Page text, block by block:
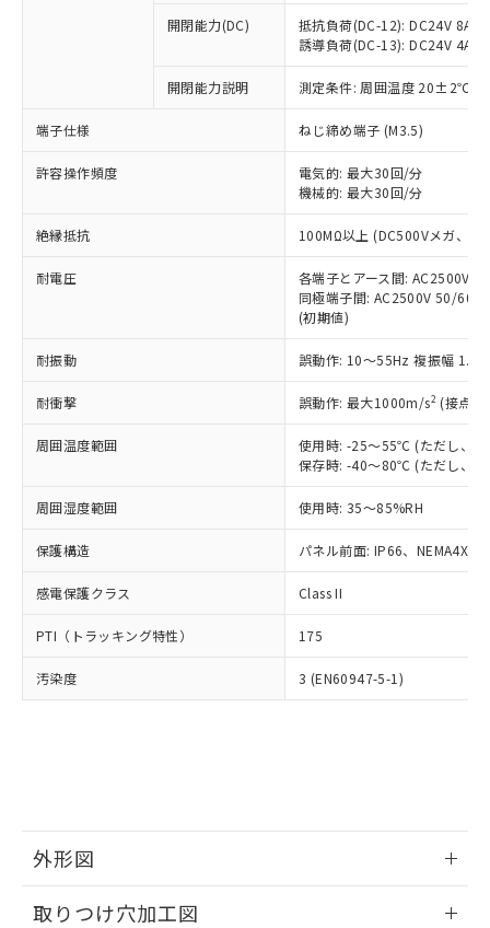
開閉能力(DC)
抵抗負荷(DC-12): DC24V 8A/
誘導負荷(DC-13): DC24V 4A/
開閉能力説明 測定条件: 周囲温度 20±2℃、
端子仕様 ねじ締め端子 (M3.5)
許容操作頻度
電気的: 最大30回/分
機械的: 最大30回/分
絶縁抵抗 100MΩ以上 (DC500Vメガ、点
耐電圧
各端子とアース間: AC2500V
同極端子間: AC2500V 50/
(初期値)
耐振動 誤動作: 10～55Hz 複振幅
耐衝撃 誤動作: 最大1000m/s2 (接点
周囲温度範囲
使用時: -25～55℃ (ただし、氷
保存時: -40～80℃ (ただし、氷
周囲湿度範囲 使用時: 35～85%RH
保護構造 パネル前面: IP66、NEMA4X,
感電保護クラス Class II
PTI（トラッキング特性） 175
汚染度 3 (EN60947-5-1)
外形図
取りつけ穴加工図
ことをご了承ください。
在庫状況および標準価格照会結果は、
記載している更新日時点での社内デー
タに基づき作成されるものであり、閲
覧された時点での実際の在庫および標
準価格とは異なる場合があることをご
正式な納期状況および標準価格はお客
様のお取引先、またはお客様担当のオ
ムロン制御機器販売店・当社販売員に
オムロン制御機器販売店や当社販売拠
販売ネットワーク
」をご確認
在庫状況および標準価格結果を当社の
事前の承諾なく第三者に漏洩または開
示しないようお願いします。
マイパーツ機能（部品リスト作成サー
ビス）をご利用いただくには、I-Web
メンバーズにご登録されている必要が
お客様が当ウェブサイト上で当社にご
登録された部品リストについて、当社
および当社の共同利用者が、当社の製
品・サービスに関するお客様との取
引・商談に必要な範囲で利用すること
※当社の共同利用者とは、"個人情報
の「1.共同利
用者の範囲」に記載されている法人を
いたものが、含有品と判明した場合などや
むを得ず変更することがあります。
*EU RoHS指令（10物質）：
鉛(Pb) 1000ppm以下、 水銀(Hg) 1000ppm以下、 カド
六価クロム(Cr(Ⅵ)) 1000ppm以下、ポリ臭化ビフェニル
類(PBB) 1000ppm以下、ポリ臭化ジフェニルエーテル類
(PBDE) 1000ppm以下、フタル酸ビス(2-エチルヘキシ
ル) (DEHP)(別名：DOP) 1000ppm以下、フタル酸ブチ
ルベンジル（BBP） 1000ppm以下、フタル酸ジブチル
（DBP） 1000ppm以下、フタル酸ジイソブチル
(DIBP) 1000ppm以下
但し、RoHS指令で産業用監視および制御機器に対する
フタル酸エステル類の４物質については閾値を超える意
図的な使用がないことを確認しています。
部品在庫の切り替え状況などにより、予定
月が前後することがあります。
※3 非含有証明書ダウンロード
下記の非含有証明書をダウンロードするこ
とができます。
EU RoHS指令（10物質）の非含有証明書
51物質の非含有証明書（当社基準）
※本証明書は発行日時点で非含有を証明す
るもので、過去に遡って非含有を証明する
していることから、特段のことがない限
り、2022年1月12日より割愛しておりま
す。
基準値を超えていることを示します。
「－」：未確認です。当社販売部門へお問
ム) : 100ppm、
Cr(Ⅵ)(六価クロム) : 1000ppm、 PBBs(ポリ臭化ビフェ
ニル類) : 1000ppm、 PBDEs(ポリ臭化ジフェニルエーテ
ル類) : 1000ppm、
DBP(フタル酸ジブチル) : 1000ppm、 DIBP(フタル酸ジ
イソブチル) : 1000ppm、 BBP(フタル酸ブチルベンジ
ル) : 1000ppm、
DEHP(フタル酸ビス(2-エチルヘキシル)) : 1000ppm
「ｅ」：有害物質（10物質）のすべてが基
準値以下であることを示します。
「10」：通常の使用状況下において有害物
質が外部に漏えいし、環境に深刻な影響を
及ぼさない年数を意味します。
「－」：未確認です。当社販売部門へお問
い合わせください。
当社は、これら貴社製品のうち、外国
為替および外国貿易法に定める商品
（以下｢規制貨物等」という）を輸出
または国外への提供する場合は、日本
国政府の輸出許可(または役務取引許
可)を取得するなどの必要な手続きを
当社は規制貨物を破棄する場合は、完
全に破砕するなど、違法に輸出されな
いよう必要な手段を講じます。
当社は貴社製品を、核兵器、ミサイ
ル、化学兵器、生物兵器またはその他
武器並びにこれらの製造装置等に一切
当社は、貴社製品を第三者に販売する
場合は、上記1、2および3の内容を当
該第三者に通知します。また当社は、
販売先および販売に係わる関係者が違
法に輸出するおそれがある場合は、取
り引きをいたしません。
キャンセル
説明
○ 一定数以上の在庫あり
一定数には満たないが在庫あり
在庫なし(最新の在庫状況につ
いては、お客様のお取引先、ま
たはお客様担当のオムロン制御
機器販売店・当社販売員にご確
白
受注生産機種、また在庫状況の
情報を公開していない機種